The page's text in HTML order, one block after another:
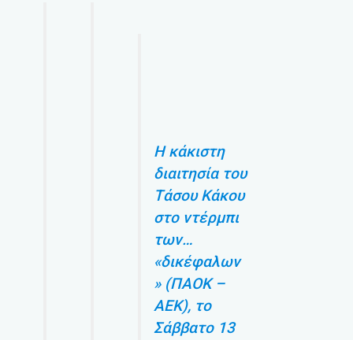
Η κάκιστη
διαιτησία του
Τάσου Κάκου
στο ντέρμπι
των…
«δικέφαλων
» (ΠΑΟΚ –
ΑΕΚ), το
Σάββατο 13